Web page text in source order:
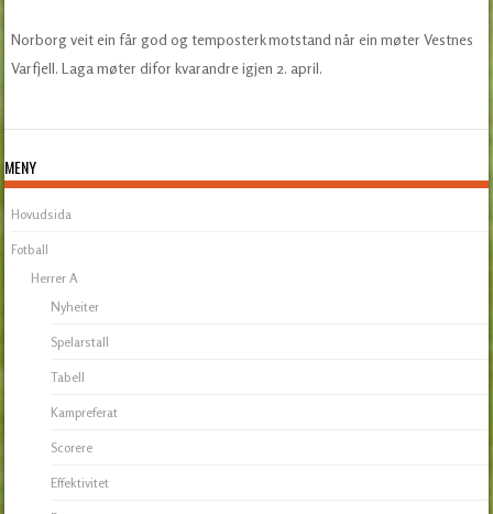
Norborg veit ein får god og temposterk motstand når ein møter Vestnes
Varfjell. Laga møter difor kvarandre igjen 2. april.
MENY
Hovudsida
Fotball
Herrer A
Nyheiter
Spelarstall
Tabell
Kampreferat
Scorere
Effektivitet